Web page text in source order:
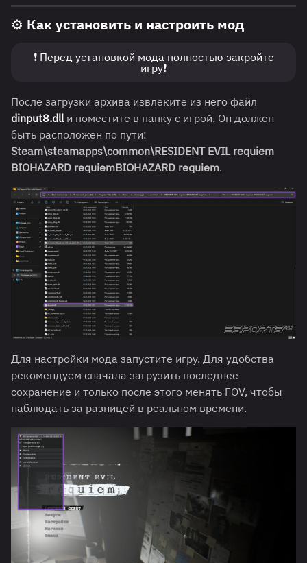
⚙️ Как установить и настроить мод
❗ Перед установкой мода полностью закройте
игру❗
После загрузки архива извлеките из него файл
dinput8.dllи поместите в папку с игрой. Он должен
быть расположен по пути:
Steam\steamapps\common\RESIDENT EVIL requiem
BIOHAZARD requiemBIOHAZARD requiem.
Для настройки мода запустите игру. Для удобства
рекомендуем сначала загрузить последнее
сохранение и только после этого менять FOV, чтобы
наблюдать за разницей в реальном времени.